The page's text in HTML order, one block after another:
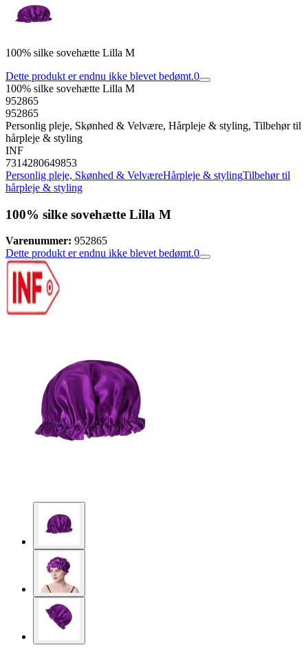
100% silke sovehætte Lilla M
Dette produkt er endnu ikke blevet bedømt.0
100% silke sovehætte Lilla M
952865
952865
Personlig pleje, Skønhed & Velvære, Hårpleje & styling, Tilbehør til
hårpleje & styling
INF
7314280649853
Personlig pleje, Skønhed & VelværeHårpleje & stylingTilbehør til
hårpleje & styling
100% silke sovehætte Lilla M
Varenummer: 952865
Dette produkt er endnu ikke blevet bedømt.0